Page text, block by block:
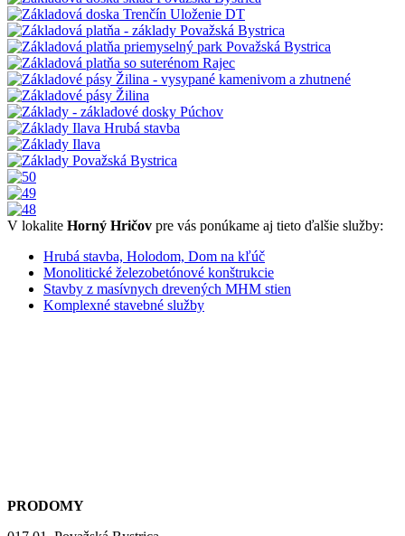
V lokalite Horný Hričov pre vás ponúkame aj tieto ďalšie služby:
Hrubá stavba, Holodom, Dom na kľúč
Monolitické železobetónové konštrukcie
Stavby z masívnych drevených MHM stien
Komplexné stavebné služby
PRODOMY